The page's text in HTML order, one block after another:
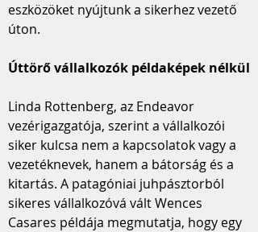
eszközöket nyújtunk a sikerhez vezető
úton.
Úttörő vállalkozók példaképek nélkül
Linda Rottenberg, az Endeavor
vezérigazgatója, szerint a vállalkozói
siker kulcsa nem a kapcsolatok vagy a
vezetéknevek, hanem a bátorság és a
kitartás. A patagóniai juhpásztorból
sikeres vállalkozóvá vált Wences
Casares példája megmutatja, hogy egy